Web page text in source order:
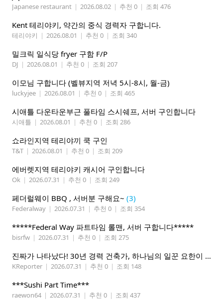
Japanese restaurant | 2026.08.02 | 추천 0 | 조회 476
Kent 테리야키, 약간의 중식 경력자 구합니다.
테리야키 | 2026.08.01 | 추천 0 | 조회 340
밀크릭 일식당 fryer 구함 F/P
DJ | 2026.08.01 | 추천 0 | 조회 207
이모님 구합니다 (벨뷰지역 저녁 5시-8시, 월-금)
luckyjee | 2026.08.01 | 추천 0 | 조회 465
시애틀 다운타운부근 풀타임 스시쉐프, 서버 구인합니다
시애틀 | 2026.08.01 | 추천 0 | 조회 286
쇼라인지역 테리야끼 쿡 구인
T&T | 2026.08.01 | 추천 0 | 조회 209
에버렛지역 테리야키 캐시어 구인합니다
Ok | 2026.07.31 | 추천 0 | 조회 249
페더럴웨이 BBQ , 서버분 구해요~ (3)
Federalway | 2026.07.31 | 추천 0 | 조회 354
*****Federal Way 파트타임 롤맨, 서버 구합니다*****
bisrfw | 2026.07.31 | 추천 0 | 조회 275
진짜가 나타났다! 30년 경력 건축가, 하나님의 일꾼 요한이 책임 시공합니다.
KReporter | 2026.07.31 | 추천 0 | 조회 148
***Sushi Part Time***
raewon64 | 2026.07.31 | 추천 0 | 조회 437